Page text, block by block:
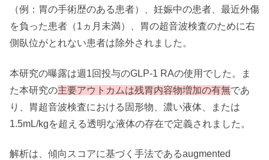
（例：胃の手術歴のある患者）、妊娠中の患者、最近外傷
を負った患者（1ヵ月未満）、胃の超音波検査のために右
側臥位がとれない患者は除外されました。
本研究の曝露は週1回投与のGLP-1 RAの使用でした。ま
た本研究の主要アウトカムは残胃内容物増加の有無であ
り、胃超音波検査における固形物、濃い液体、または
1.5mL/kgを超える透明な液体の存在で定義されました。
解析は、傾向スコアに基づく手法であるaugmented